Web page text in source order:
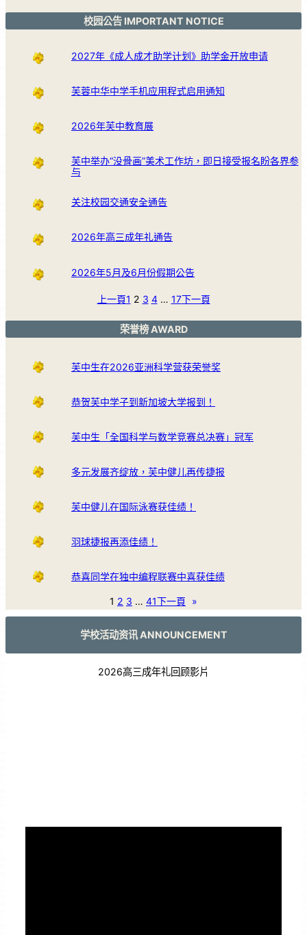
校园公告 IMPORTANT NOTICE
2027年《成人成才助学计划》助学金开放申请
芙蓉中华中学手机应用程式启用通知
2026年芙中教育展
芙中举办“没骨画”美术工作坊，即日接受报名盼各界参
与
关注校园交通安全通告
2026年高三成年礼通告
2026年5月及6月份假期公告
上一頁1 2 3 4 … 17下一頁
荣誉榜 AWARD
芙中生在2026亚洲科学营获荣誉奖
恭贺芙中学子到新加坡大学报到！
芙中生「全国科学与数学竞赛总决赛」冠军
多元发展齐绽放，芙中健儿再传捷报
芙中健儿在国际泳赛获佳绩！
羽球捷报再添佳绩！
恭喜同学在独中编程联赛中喜获佳绩
1 2 3 … 41下一頁 »
学校活动资讯 ANNOUNCEMENT
2026高三成年礼回顾影片